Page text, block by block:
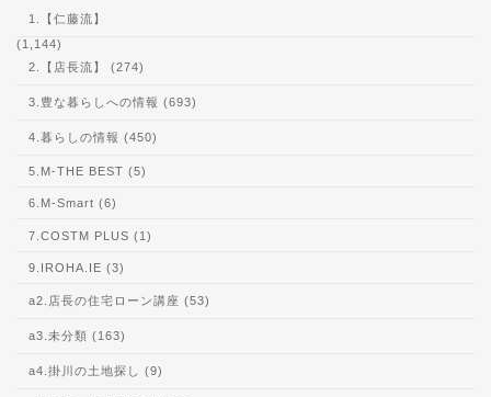
1.【仁藤流】
(1,144)
2.【店長流】 (274)
3.豊な暮らしへの情報 (693)
4.暮らしの情報 (450)
5.M-THE BEST (5)
6.M-Smart (6)
7.COSTM PLUS (1)
9.IROHA.IE (3)
a2.店長の住宅ローン講座 (53)
a3.未分類 (163)
a4.掛川の土地探し (9)